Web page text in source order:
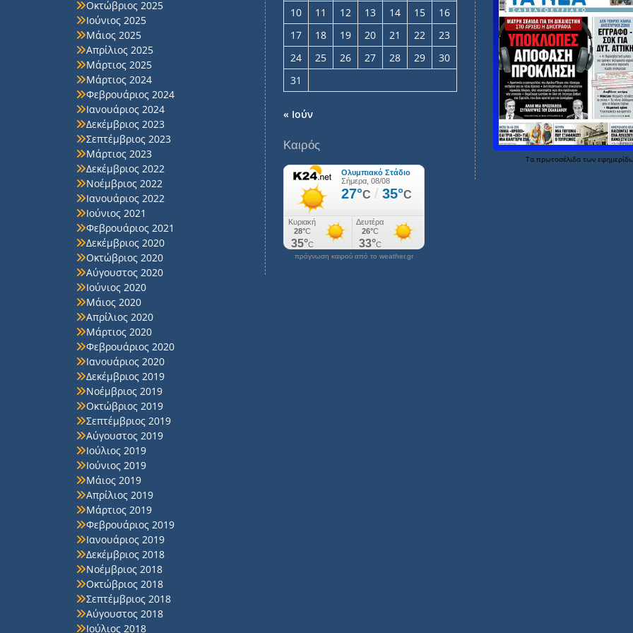
Οκτώβριος 2025
Ιούνιος 2025
Μάιος 2025
Απρίλιος 2025
Μάρτιος 2025
Μάρτιος 2024
Φεβρουάριος 2024
Ιανουάριος 2024
Δεκέμβριος 2023
Σεπτέμβριος 2023
Μάρτιος 2023
Δεκέμβριος 2022
Νοέμβριος 2022
Ιανουάριος 2022
Ιούνιος 2021
Φεβρουάριος 2021
Δεκέμβριος 2020
Οκτώβριος 2020
Αύγουστος 2020
Ιούνιος 2020
Μάιος 2020
Απρίλιος 2020
Μάρτιος 2020
Φεβρουάριος 2020
Ιανουάριος 2020
Δεκέμβριος 2019
Νοέμβριος 2019
Οκτώβριος 2019
Σεπτέμβριος 2019
Αύγουστος 2019
Ιούλιος 2019
Ιούνιος 2019
Μάιος 2019
Απρίλιος 2019
Μάρτιος 2019
Φεβρουάριος 2019
Ιανουάριος 2019
Δεκέμβριος 2018
Νοέμβριος 2018
Οκτώβριος 2018
Σεπτέμβριος 2018
Αύγουστος 2018
Ιούλιος 2018
10 11 12 13 14 15
16
17
18 19 20 21 22
23
24
25 26 27 28 29
30
31
« Ιούν
Καιρός
πρόγνωση καιρού από το weather.gr
Τα πρωτοσέλιδα των